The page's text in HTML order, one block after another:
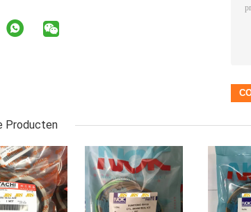
Producten